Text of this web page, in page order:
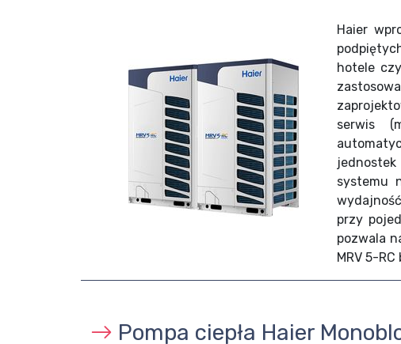
Haier
hotele
serwis
systemu
przy
pozwala
MRV 5-
Pompa ciepła Haier